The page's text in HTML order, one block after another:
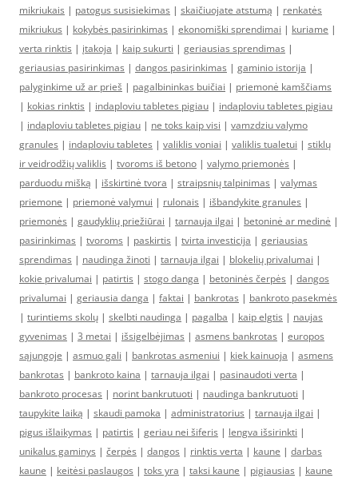
mikriukais | patogus susisiekimas | skaičiuojate atstumą | renkatės
mikriukus | kokybės pasirinkimas | ekonomiški sprendimai | kuriame |
verta rinktis | įtakoja | kaip sukurti | geriausias sprendimas |
geriausias pasirinkimas | dangos pasirinkimas | gaminio istorija |
palyginkime už ar prieš | pagalbininkas buičiai | priemonė kamščiams
| kokias rinktis | indaploviu tabletes pigiau | indaploviu tabletes pigiau
| indaploviu tabletes pigiau | ne toks kaip visi | vamzdziu valymo
granules | indaploviu tabletes | valiklis voniai | valiklis tualetui | stiklų
ir veidrodžių valiklis | tvoroms iš betono | valymo priemonės |
parduodu mišką | išskirtinė tvora | straipsnių talpinimas | valymas
priemone | priemonė valymui | rulonais | išbandykite granules |
priemonės | gaudyklių priežiūrai | tarnauja ilgai | betoninė ar medinė |
pasirinkimas | tvoroms | paskirtis | tvirta investicija | geriausias
sprendimas | naudinga žinoti | tarnauja ilgai | blokelių privalumai |
kokie privalumai | patirtis | stogo danga | betoninės čerpės | dangos
privalumai | geriausia danga | faktai | bankrotas | bankroto pasekmės
| turintiems skolų | skelbti naudinga | pagalba | kaip elgtis | naujas
gyvenimas | 3 metai | išsigelbėjimas | asmens bankrotas | europos
sąjungoje | asmuo gali | bankrotas asmeniui | kiek kainuoja | asmens
bankrotas | bankroto kaina | tarnauja ilgai | pasinaudoti verta |
bankroto procesas | norint bankrutuoti | naudinga bankrutuoti |
taupykite laiką | skaudi pamoka | administratorius | tarnauja ilgai |
pigus išlaikymas | patirtis | geriau nei šiferis | lengva išsirinkti |
unikalus gaminys | čerpės | dangos | rinktis verta | kaune | darbas
kaune | keitėsi paslaugos | toks yra | taksi kaune | pigiausias | kaune